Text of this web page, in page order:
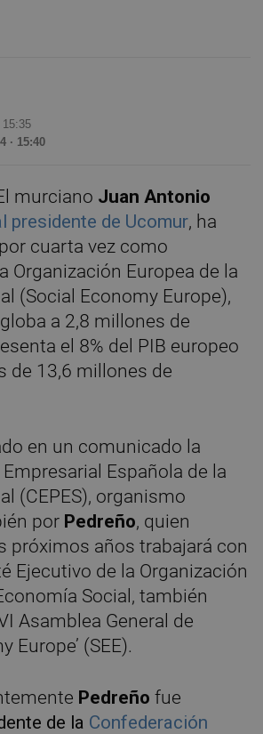
15:35
· 15:40
murciano Juan Antonio
presidente de Ucomur, ha
cuarta vez como
Organización Europea de la
(Social Economy Europe),
a 2,8 millones de
el 8% del PIB europeo
de 13,6 millones de
en un comunicado la
Española de la
(CEPES), organismo
por Pedreño, quien
próximos años trabajará con
Ejecutivo de la Organización
Social, también
Asamblea General de
Europe’ (SEE).
Pedreñofue
de la Confederación